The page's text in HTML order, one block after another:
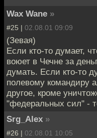
Wax Wane »
#25 | 02.08.01 09:09
(Зевая)
Если кто-то думает,
воюет в Чечне за
думать. Если кто-то
полевому командиру
другое, кроме
"федеральных сил" -
Srg_Alex »
#26 | 02.08.01 10:05